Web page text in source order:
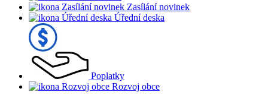
Zasílání novinek
Úřední deska
Poplatky
Rozvoj obce